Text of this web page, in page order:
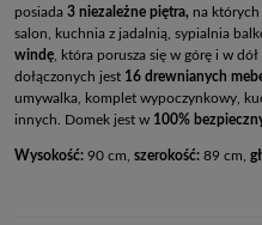
posiada 3 niezależne piętra, na których
salon, kuchnia z jadalnią, sypialnia
windę , która porusza się w górę i w
dołączonych jest 16 drewnianych
umywalka, komplet wypoczynkowy,
innych. Domek jest w 100%
Wysokość: 90 cm, szerokość: 89 cm,